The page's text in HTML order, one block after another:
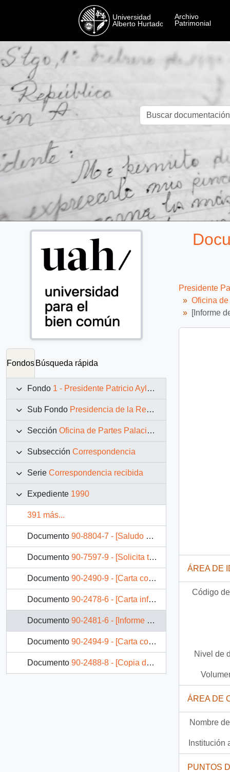
Fondos Búsqueda rápida
Fondo 1 - Presidente Patricio Aylwin Azócar (1990-1994)
Sub Fondo Presidencia de la República (11 marzo 1990 – 11 marzo 1994)
Sección Oficina de Partes Palacio de La Moneda
Subsección Correspondencia
Serie Correspondencia recibida
Expediente 1990
391 más...
Documento 90-8804-7 - [Saludo navideño de Delegación Permanente de Chile en Ginebra]
Documento 90-7597-9 - [Solicita traslado]
Documento 90-2490-9 - [Carta con informe sobre alcoholismo del Arzobispo de Santiago].
Documento 90-2478-6 - [Carta informando sobre participación en la Tercera Comisión de las Naciones Unidas].
Documento 90-2481-6 - [Informe de Viaje del Ministro de Salud a OMS-EUROPA].
Documento 90-2494-9 - [Carta con recordatorio del Primer Bautizo la localidad de Melipeuco].
Documento 90-2488-8 - [Copia de declaración de la inconstitucionalidad de la letra f) del artículo 12 y el artículo 4° transitorio del Decreto Supremo N° 140, del Ministerio de la Vivienda y Urbanismo].
Presidente
Oficina
[Informe
ÁREA DE
Código
Nivel de
ÁREA DE
Nombre
Institución
PUNTOS